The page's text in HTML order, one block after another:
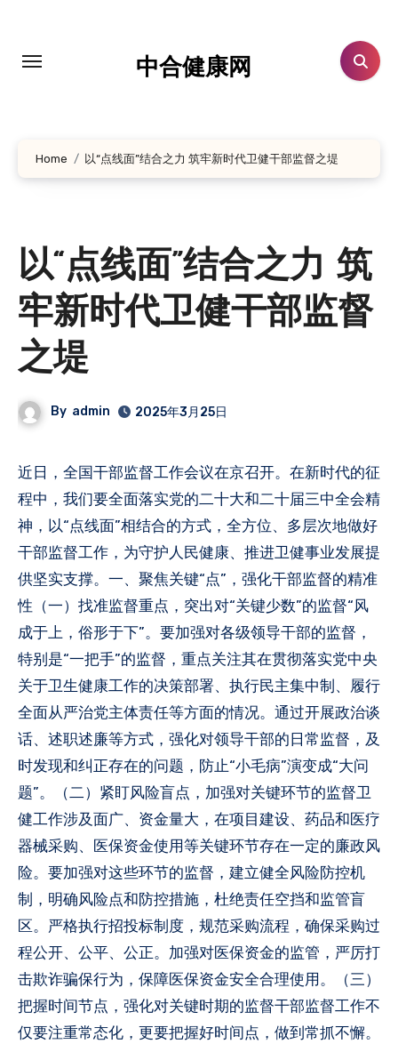
中合健康网
Home 以“点线面”结合之力 筑牢新时代卫健干部监督之堤
以“点线面”结合之力 筑
牢新时代卫健干部监督
之堤
By admin 2025年3月25日
近日，全国干部监督工作会议在京召开。在新时代的征
程中，我们要全面落实党的二十大和二十届三中全会精
神，以“点线面”相结合的方式，全方位、多层次地做好
干部监督工作，为守护人民健康、推进卫健事业发展提
供坚实支撑。一、聚焦关键“点”，强化干部监督的精准
性（一）找准监督重点，突出对“关键少数”的监督“风
成于上，俗形于下”。要加强对各级领导干部的监督，
特别是“一把手”的监督，重点关注其在贯彻落实党中央
关于卫生健康工作的决策部署、执行民主集中制、履行
全面从严治党主体责任等方面的情况。通过开展政治谈
话、述职述廉等方式，强化对领导干部的日常监督，及
时发现和纠正存在的问题，防止“小毛病”演变成“大问
题”。（二）紧盯风险盲点，加强对关键环节的监督卫
健工作涉及面广、资金量大，在项目建设、药品和医疗
器械采购、医保资金使用等关键环节存在一定的廉政风
险。要加强对这些环节的监督，建立健全风险防控机
制，明确风险点和防控措施，杜绝责任空挡和监管盲
区。严格执行招投标制度，规范采购流程，确保采购过
程公开、公平、公正。加强对医保资金的监管，严厉打
击欺诈骗保行为，保障医保资金安全合理使用。（三）
把握时间节点，强化对关键时期的监督干部监督工作不
仅要注重常态化，更要把握好时间点，做到常抓不懈。